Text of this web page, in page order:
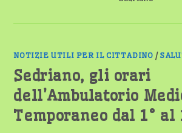
NOTIZIE UTILI PER IL CITTADINO /
Sedriano, gli orari
dell’Ambulatorio
Temporaneo dal 1°